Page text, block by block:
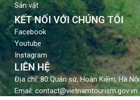
Sản vật
KẾT NỐI VỚI CHÚNG TÔI
Facebook
Youtube
Instagram
LIÊN HỆ
Địa chỉ: 80 Quán sứ, Hoàn Kiếm, Hà Nội
Email: contact@vietnamtourism.gov.vn